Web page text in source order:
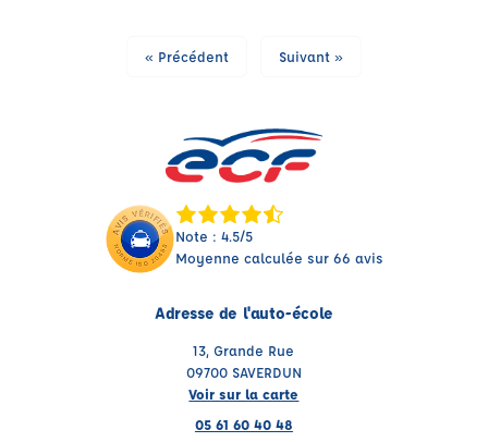
« Précédent Suivant »
Note : 4.5/5
Moyenne calculée sur 66 avis
Adresse de l'auto-école
13, Grande Rue
09700 SAVERDUN
Voir sur la carte
05 61 60 40 48